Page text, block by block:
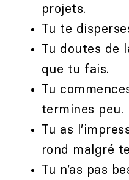
projets.
Tu te
Tu doutes de
que tu fais.
Tu
termines peu.
Tu as
rond malgré
Tu n’as pas